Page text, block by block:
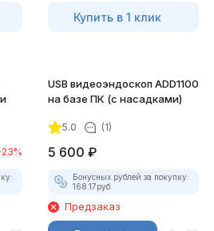
Купить в 1 клик
USB видеоэндоскоп ADD1100
на базе ПК (с насадками)
5.0 (1)
5 600 ₽
Бонусных рублей за покупку:
168.17руб.
Предзаказ